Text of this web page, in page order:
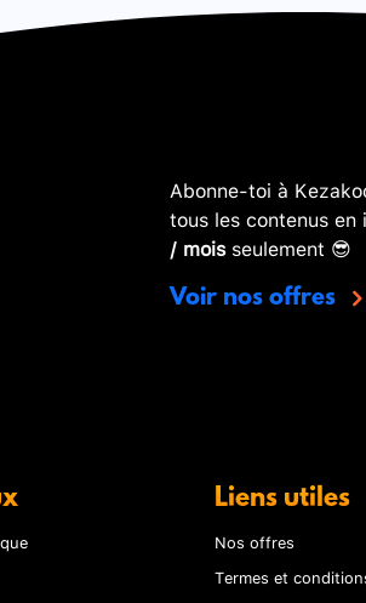
Abonne-toi à
tous les contenus
/ moisseulement 😎
Voir nos offres
Liens utiles
Nos offres
Termes et